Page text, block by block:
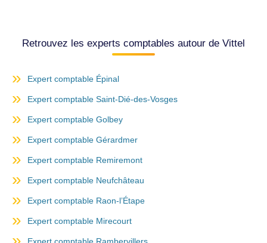
Retrouvez les experts comptables autour de Vittel
Expert comptable Épinal
Expert comptable Saint-Dié-des-Vosges
Expert comptable Golbey
Expert comptable Gérardmer
Expert comptable Remiremont
Expert comptable Neufchâteau
Expert comptable Raon-l’Étape
Expert comptable Mirecourt